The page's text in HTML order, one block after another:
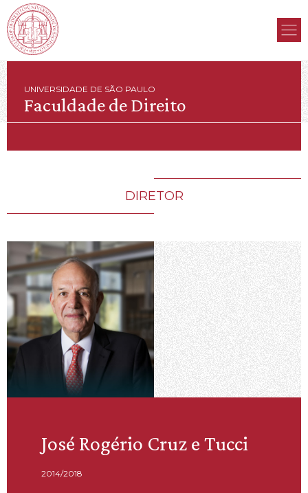
UNIVERSIDADE DE SÃO PAULO
Faculdade de Direito
DIRETOR
José Rogério Cruz e Tucci
2014/2018